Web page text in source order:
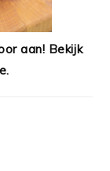
aan! Bekijk